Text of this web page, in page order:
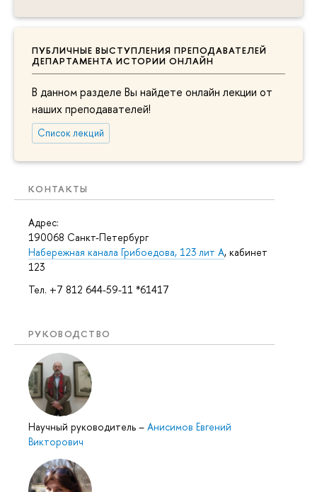
ПУБЛИЧНЫЕ ВЫСТУПЛЕНИЯ ПРЕПОДАВАТЕЛЕЙ
ДЕПАРТАМЕНТА ИСТОРИИ ОНЛАЙН
В данном разделе Вы найдете онлайн лекции от
наших преподавателей!
Список лекций
КОНТАКТЫ
Адрес:
190068 Санкт-Петербург
Набережная канала Грибоедова, 123 лит А, кабинет
123
Тел. +7 812 644-59-11 *61417
РУКОВОДСТВО
Научный руководитель – Анисимов Евгений
Викторович